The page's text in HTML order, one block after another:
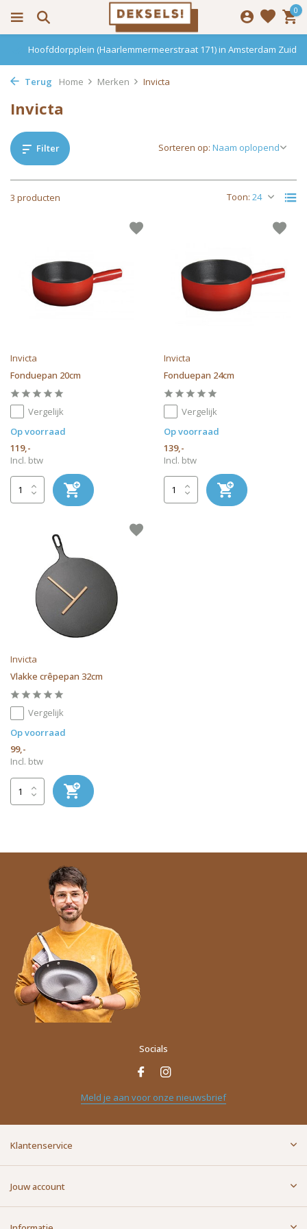
0
Hoofddorpplein (Haarlemmermeerstraat 171) in Amsterdam Zuid
Terug Home Merken Invicta
Invicta
Filter
3 producten Toon:
Sorteren op:
Invicta
Fonduepan 20cm
Vergelijk
Op voorraad
119,-
Incl. btw
Invicta
Fonduepan 24cm
Vergelijk
Op voorraad
139,-
Incl. btw
Invicta
Vlakke crêpepan 32cm
Vergelijk
Op voorraad
99,-
Incl. btw
Socials
Meld je aan voor onze nieuwsbrief
Klantenservice
Jouw account